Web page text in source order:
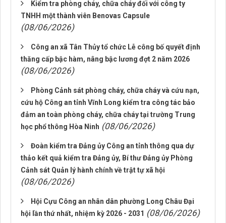
Kiểm tra phòng cháy, chữa cháy đối với công ty
TNHH một thành viên Benovas Capsule
(08/06/2026)
Công an xã Tân Thủy tổ chức Lễ công bố quyết định
thăng cấp bậc hàm, nâng bậc lương đợt 2 năm 2026
(08/06/2026)
Phòng Cảnh sát phòng cháy, chữa cháy và cứu nạn,
cứu hộ Công an tỉnh Vĩnh Long kiểm tra công tác bảo
đảm an toàn phòng cháy, chữa cháy tại trường Trung
học phổ thông Hòa Ninh (08/06/2026)
Đoàn kiểm tra Đảng ủy Công an tỉnh thông qua dự
thảo kết quả kiểm tra Đảng ủy, Bí thư Đảng ủy Phòng
Cảnh sát Quản lý hành chính về trật tự xã hội
(08/06/2026)
Hội Cựu Công an nhân dân phường Long Châu Đại
hội lần thứ nhất, nhiệm kỳ 2026 - 2031 (08/06/2026)